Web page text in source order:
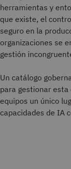
herramientas y
que existe, el
seguro en la
organizaciones se
gestión
Un catálogo
para gestionar
equipos un único
capacidades de IA